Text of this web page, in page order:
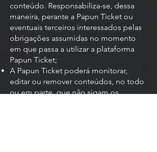
conteúdo. Responsabiliza-se, dessa
maneira, perante a Papun Ticket ou
eventuais terceiros interessados pelas
obrigações assumidas no momento
em que passa a utilizar a plataforma
Papun Ticket;
A Papun Ticket poderá monitorar,
editar ou remover conteúdos, no todo
ou em parte, que não sigam os